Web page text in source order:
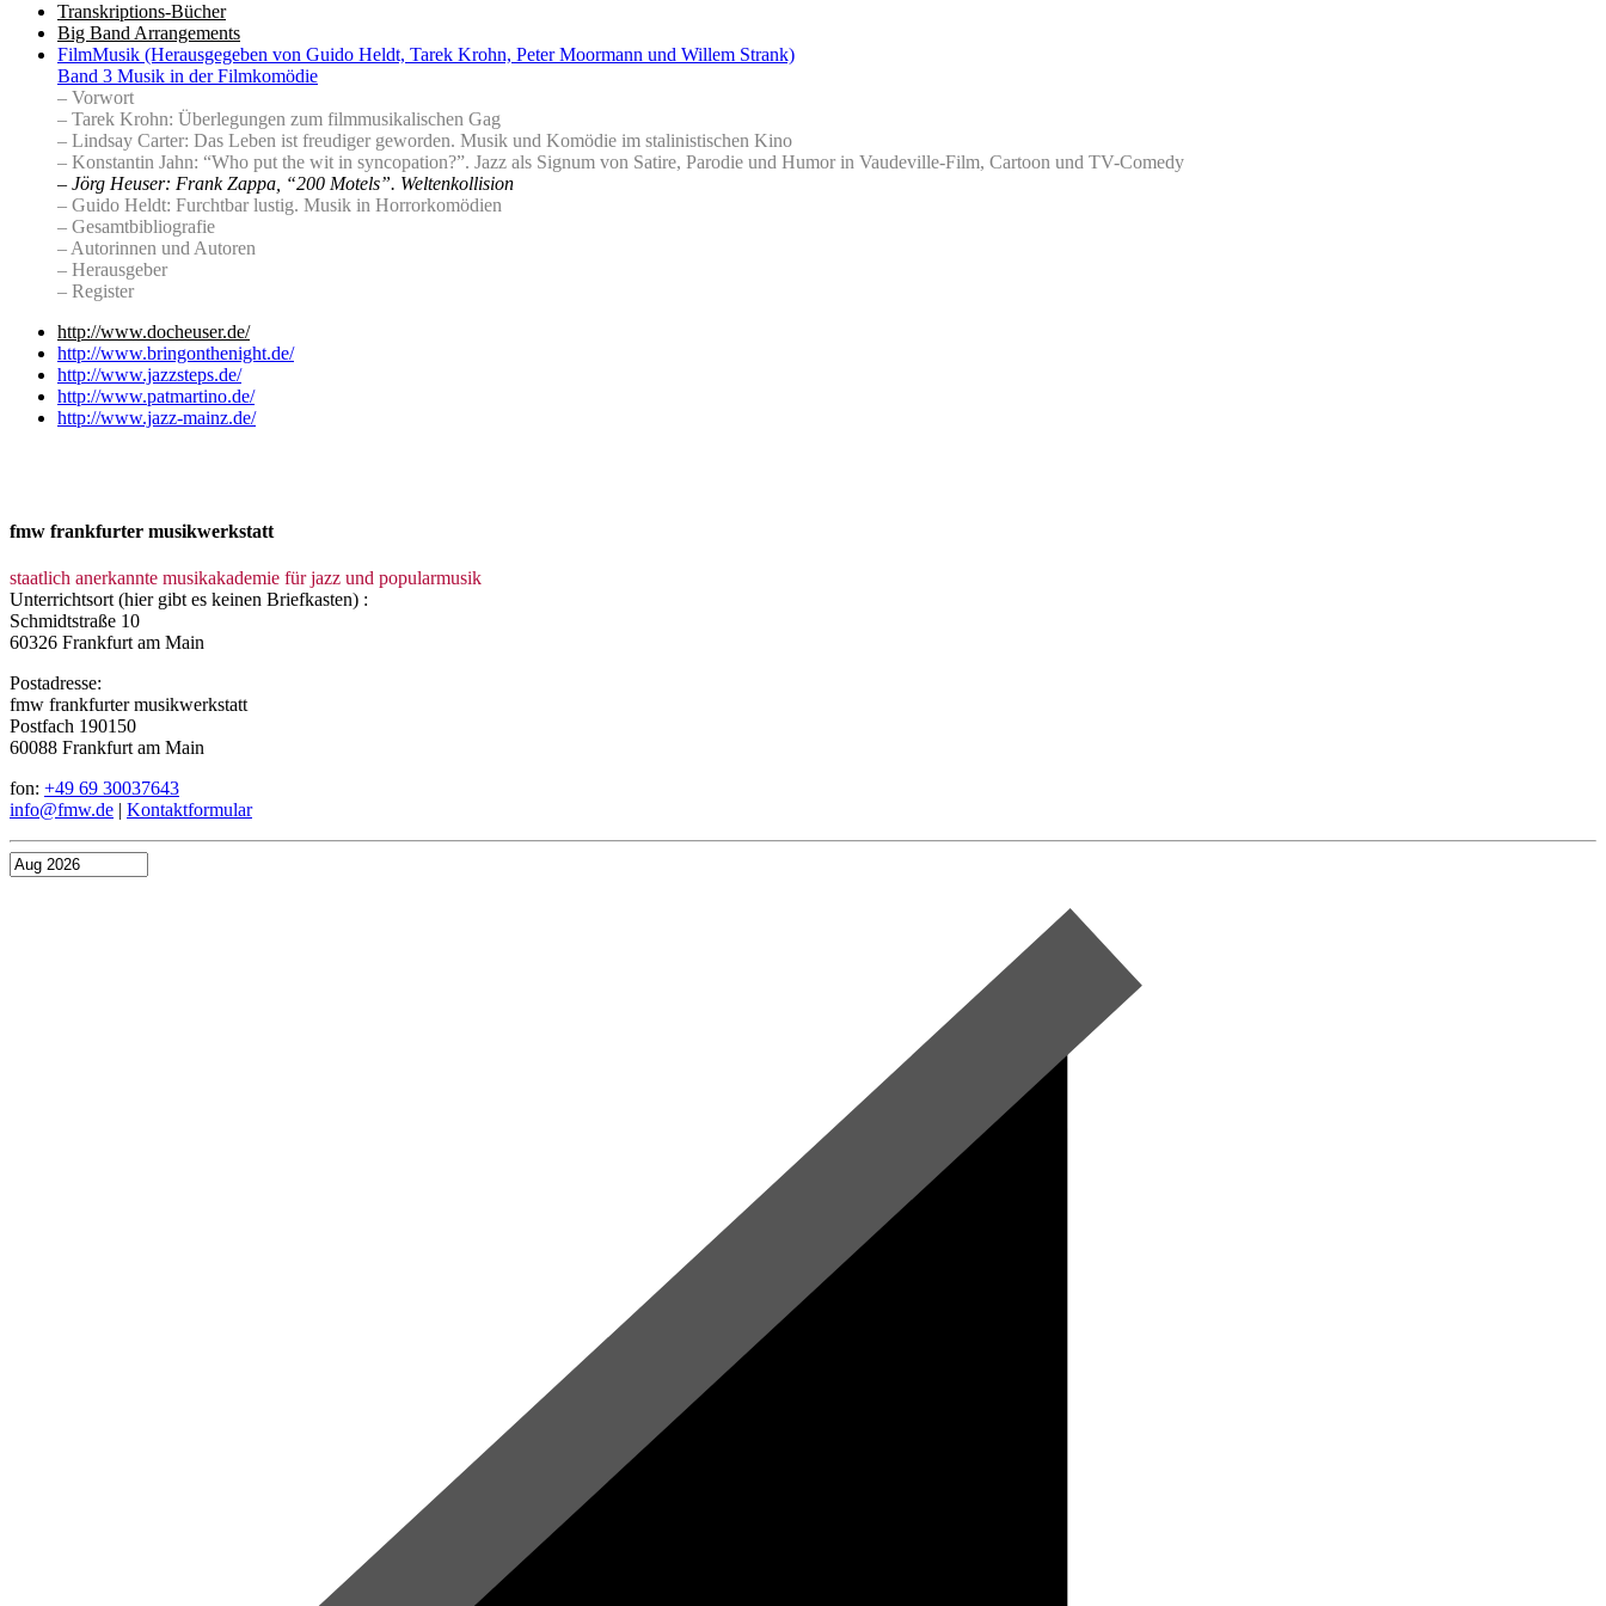
Transkriptions-Bücher
Big Band Arrangements
FilmMusik (Herausgegeben von Guido Heldt, Tarek Krohn, Peter Moormann und Willem Strank)
Band 3 Musik in der Filmkomödie
– Vorwort
– Tarek Krohn: Überlegungen zum filmmusikalischen Gag
– Lindsay Carter: Das Leben ist freudiger geworden. Musik und Komödie im stalinistischen Kino
– Konstantin Jahn: “Who put the wit in syncopation?”. Jazz als Signum von Satire, Parodie und Humor in Vaudeville-Film, Cartoon und TV-Comedy
– Jörg Heuser: Frank Zappa, “200 Motels”. Weltenkollision
– Guido Heldt: Furchtbar lustig. Musik in Horrorkomödien
– Gesamtbibliografie
– Autorinnen und Autoren
– Herausgeber
– Register
http://www.docheuser.de/
http://www.bringonthenight.de/
http://www.jazzsteps.de/
http://www.patmartino.de/
http://www.jazz-mainz.de/
fmw frankfurter musikwerkstatt
staatlich anerkannte musikakademie für jazz und popularmusik
Unterrichtsort (hier gibt es keinen Briefkasten) :
Schmidtstraße 10
60326 Frankfurt am Main
Postadresse:
fmw frankfurter musikwerkstatt
Postfach 190150
60088 Frankfurt am Main
fon: +49 69 30037643
info@fmw.de | Kontaktformular